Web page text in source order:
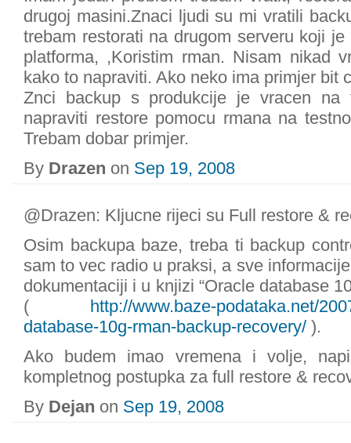
drugoj masini.Znaci ljudi su mi vratili
trebam restorati na drugom serveru koji
platforma, ,Koristim rman. Nisam nikad
kako to napraviti. Ako neko ima primjer bit
Znci backup s produkcije je vracen na
napraviti restore pomocu rmana na
Trebam dobar primjer.
By Drazen on Sep 19, 2008
@Drazen: Kljucne rijeci su Full restore &
Osim backupa baze, treba ti backup
sam to vec radio u praksi, a sve
dokumentaciji i u knjizi “Oracle database
( http://www.baze-podataka.net/
database-10g-rman-backup-recovery/ ).
Ako budem imao vremena i volje,
kompletnog postupka za full restore &
By Dejan on Sep 19, 2008